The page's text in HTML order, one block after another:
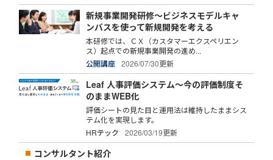
新規事業開発研修～ビジネスモデルキャ
ンバスを使って新規開発を考える
本研修では、ＣＸ（カスタマーエクスペリエン
ス）起点での新規事業開発の進め...
公開講座
2026/07/30更新
Leaf 人事評価システム～今の評価制度そ
のままWEB化
評価シートの見た目と運用法は維持したままシス
テム化を実現します。
HRテック
2026/03/19更新
コンサルタント紹介